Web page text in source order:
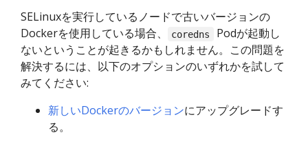
SELinuxを実行しているノードで古いバージョンの
Dockerを使用している場合、
coredns
Podが起動し
ないということが起きるかもしれません。この問題を
解決するには、以下のオプションのいずれかを試して
みてください:
新しいDockerのバージョンにアップグレードす
る。